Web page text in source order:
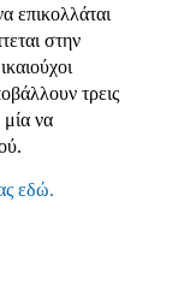
επικολλάται
στην
τρεις
μία να
εδώ.